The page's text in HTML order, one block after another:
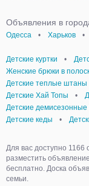
Объявления в
Одесса
• Харьков •
Детские куртки •
Женские брюки в
Детские теплые штаны
Детские Хай Топы
•
Детские демисезонные
Детские кеды
•
Для вас доступно 1166
разместить
бесплатно. Доска
семьи.